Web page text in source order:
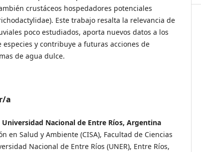
crustáceos hospedadores potenciales
Este trabajo resalta la relevancia de
poco estudiados, aporta nuevos datos a los
especies y contribuye a futuras acciones de
de agua dulce.
a
Nacional de Entre Ríos, Argentina
en Salud y Ambiente (CISA), Facultad de Ciencias
Nacional de Entre Ríos (UNER), Entre Ríos,